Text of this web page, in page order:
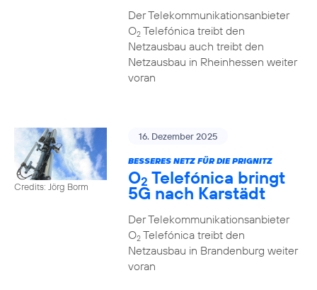
Der Telekommunikationsanbieter
O2Telefónica treibt den
Netzausbau auch treibt den
Netzausbau in Rheinhessen weiter
voran
Credits: Jörg Borm
16. Dezember 2025
BESSERES NETZ FÜR DIE PRIGNITZ
O2 Telefónica bringt
5G nach Karstädt
Der Telekommunikationsanbieter
O2Telefónica treibt den
Netzausbau in Brandenburg weiter
voran